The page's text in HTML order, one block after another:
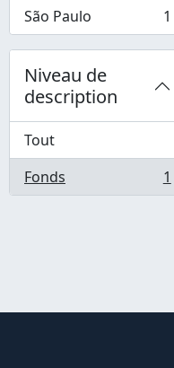
São Paulo
, 1 résultats 1
Niveau de
description
Tout
Fonds
, 1 résultats 1